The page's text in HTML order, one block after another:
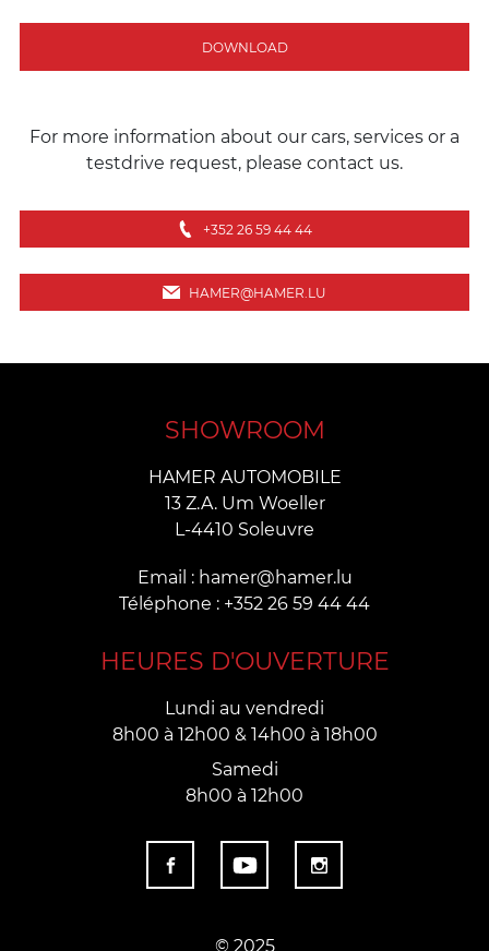
DOWNLOAD
For more information about our cars, services or a
testdrive request, please contact us.
+352 26 59 44 44
HAMER@HAMER.LU
SHOWROOM
HAMER AUTOMOBILE
13 Z.A. Um Woeller
L-4410 Soleuvre
Email : hamer@hamer.lu
Téléphone : +352 26 59 44 44
HEURES D'OUVERTURE
Lundi au vendredi
8h00 à 12h00 & 14h00 à 18h00
Samedi
8h00 à 12h00
© 2025